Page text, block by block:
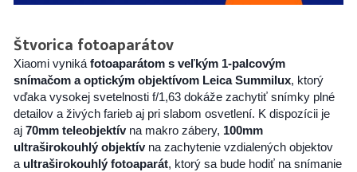
Štvorica fotoaparátov
Xiaomi vynikáfotoaparátom s veľkým 1-palcovým
snímačom a optickým objektívom Leica Summilux, ktorý
vďaka vysokej svetelnosti f/1,63 dokáže zachytiť snímky plné
detailov a živých farieb aj pri slabom osvetlení. K dispozícii je
aj70mm teleobjektív na makro zábery, 100mm
ultraširokouhlý objektív na zachytenie vzdialených objektov
a ultraširokouhlý fotoaparát, ktorý sa bude hodiť na snímanie